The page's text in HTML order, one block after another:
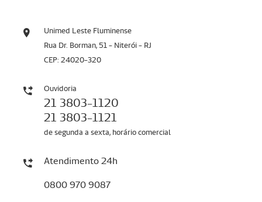
Unimed Leste Fluminense
Rua Dr. Borman, 51 - Niterói - RJ
CEP: 24020-320
Ouvidoria
21 3803-1120
21 3803-1121
de segunda a sexta, horário comercial
Atendimento 24h
0800 970 9087